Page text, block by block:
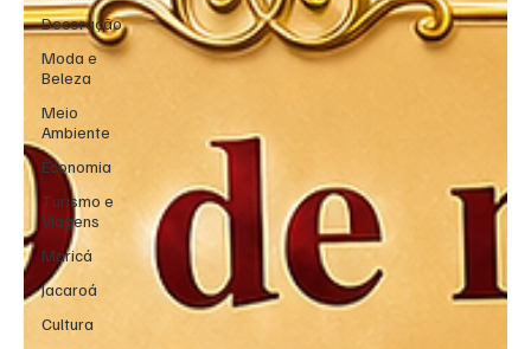
Decoração
Moda e
Beleza
Meio
Ambiente
Economia
Turismo e
Viagens
Maricá
Jacaroá
Cultura